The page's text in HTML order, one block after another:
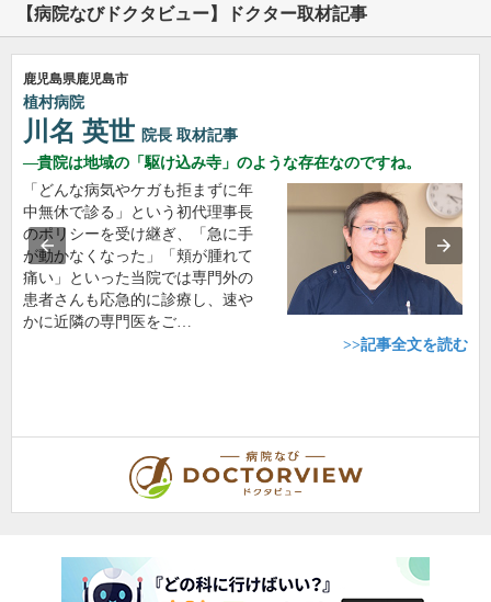
【病院なびドクタビュー】ドクター取材記事
鹿児島県鹿児島市
植村病院
川名 英世 院長 取材記事
貴院は地域の「駆け込み寺」のような存在なのですね。
「どんな病気やケガも拒まずに年
中無休で診る」という初代理事長
のポリシーを受け継ぎ、「急に手
が動かなくなった」「頬が腫れて
痛い」といった当院では専門外の
患者さんも応急的に診療し、速や
かに近隣の専門医をご…
>>記事全文を読む